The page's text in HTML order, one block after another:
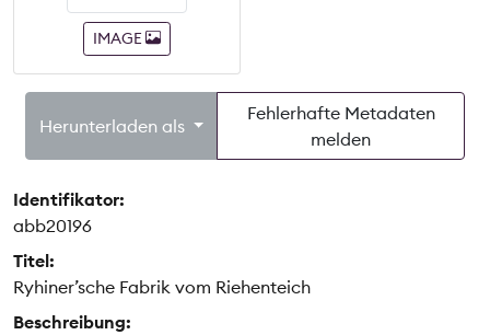
IMAGE
Herunterladen als
Fehlerhafte Metadaten
melden
Identifikator:
abb20196
Titel:
Ryhiner’sche Fabrik vom Riehenteich
Beschreibung: